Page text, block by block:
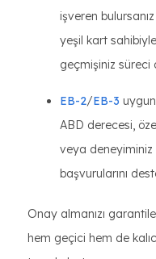
işveren
yeşil kart
geçmişiniz süreci
EB-2/EB-3
ABD derecesi,
veya
başvurularını
Onay almanızı
hem geçici hem de